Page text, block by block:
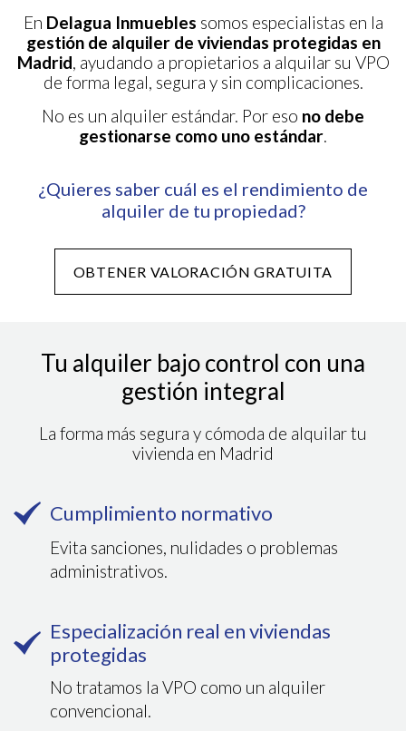
En Delagua Inmuebles somos especialistas en la
gestión de alquiler de viviendas protegidas en
Madrid, ayudando a propietarios a alquilar su VPO
de forma legal, segura y sin complicaciones.
No es un alquiler estándar. Por eso no debe
gestionarse como uno estándar.
¿Quieres saber cuál es el rendimiento de
alquiler de tu propiedad?
OBTENER VALORACIÓN GRATUITA
Tu alquiler bajo control con una
gestión integral
La forma más segura y cómoda de alquilar tu
vivienda en Madrid
Cumplimiento normativo
Evita sanciones, nulidades o problemas
administrativos.
Especialización real en viviendas
protegidas
No tratamos la VPO como un alquiler
convencional.